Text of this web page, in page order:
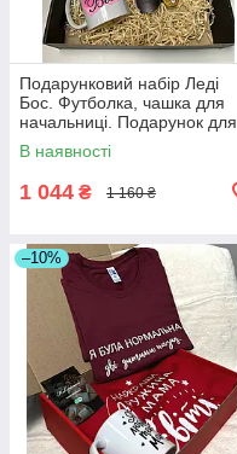
Подарунковий набір Леді
Бос. Футболка, чашка для
начальниці. Подарунок для
директора
В наявності
1 044 ₴ 1 160 ₴
–10%